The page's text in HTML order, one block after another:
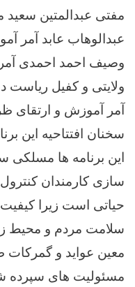
مفتی عبدالمتین سعید
عبدالوهاب عابد آمر
وصیف احمد احمدی
ولایتی و کفیل ریاست
آمر آموزش و ارتقای
سخنان افتتاحیه این
این برنامه ها
سازی کارمندان
حیاتی است زیرا کیفیت
سلامت مردم و محیط
معین عواید و
مسئولیت های سپرده